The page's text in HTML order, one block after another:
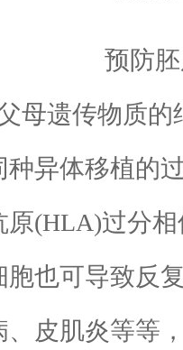
预防
遗传物质的
异体移植的
(HLA)过分
也可导致反
皮肌炎等等